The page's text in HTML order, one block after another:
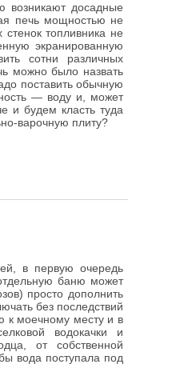
возникают досадные
печь мощностью не
топливника не
экранированную
сотни различных
можно было назвать
поставить обычную
— воду и, может
и будем класть туда
варочную плиту?
в первую очередь
баню может
просто дополнить
без последствий
к моечному месту и в
водокачки и
от собственной
вода поступала под